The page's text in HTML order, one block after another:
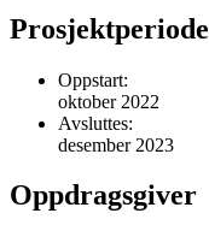
Prosjektperiode
Oppstart:
oktober 2022
Avsluttes:
desember 2023
Oppdragsgiver